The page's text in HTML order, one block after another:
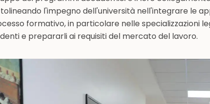
l'impegno dell'università nell'integrare le
formativo, in particolare nelle specializzazioni
e prepararli ai requisiti del mercato del lavoro.